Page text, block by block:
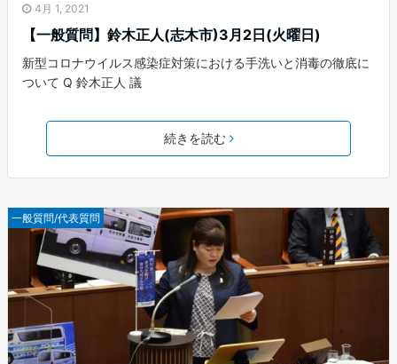
4月 1, 2021
【一般質問】鈴木正人(志木市)3月2日(火曜日)
新型コロナウイルス感染症対策における手洗いと消毒の徹底に
ついて Q 鈴木正人 議
続きを読む
一般質問/代表質問